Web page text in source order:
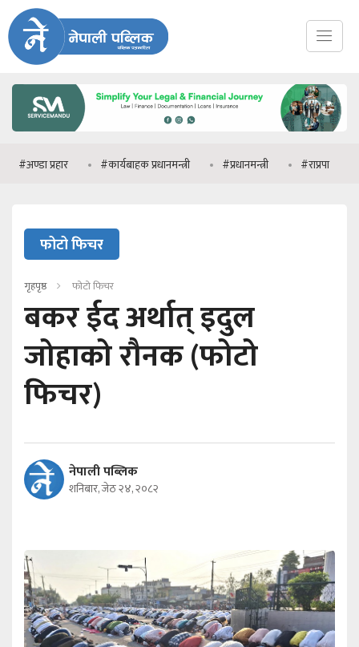
प्रहार #कार्यबाहक प्रधानमन्त्री #प्रधानमन्त्री #राप्रपा #मनिष
फोटो फिचर
गृहपृष्ठ फोटो फिचर
बकर ईद अर्थात् इदुल
जोहाको रौनक (फोटो
फिचर)
नेपाली पब्लिक
शनिबार, जेठ २४, २०८२